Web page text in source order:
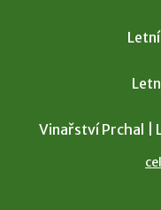
Vinařství Prchal |